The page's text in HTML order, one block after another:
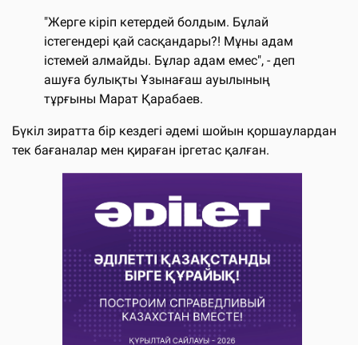
"Жерге кіріп кетердей болдым. Бұлай
істегендері қай сасқандары?! Мұны адам
істемей алмайды. Бұлар адам емес", - деп
ашуға булықты Ұзынағаш ауылының
тұрғыны Марат Қарабаев.
Бүкіл зиратта бір кездегі әдемі шойын қоршаулардан
тек бағаналар мен қираған іргетас қалған.